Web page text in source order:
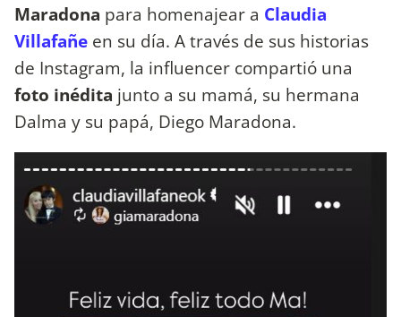
Maradona para homenajear a Claudia
Villafañe en su día. A través de sus historias
de Instagram, la influencer compartió una
foto inédita junto a su mamá, su hermana
Dalma y su papá, Diego Maradona.